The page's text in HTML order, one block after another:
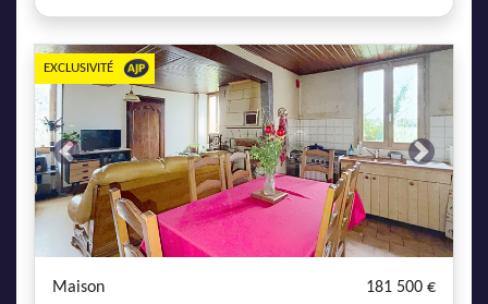
Previous Next
EXCLUSIVITÉ
Maison
181 500 €